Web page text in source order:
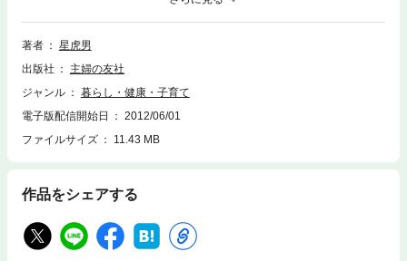
る。「やせるツボ」、「きれいになるツボ」、「女性特有の症状を解消す
るツボ」、「疲れをとるツボ」、「こころの悩みを解決するツボ」など、
関心の高いツボ療法を選りすぐり紹介する。
著者
星虎男
出版社
主婦の友社
ジャンル
暮らし・健康・子育て
電子版配信開始日
2012/06/01
ファイルサイズ
11.43 MB
作品をシェアする